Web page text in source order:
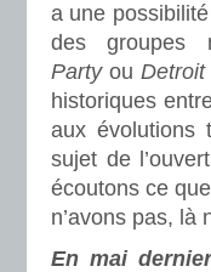
a une
des groupes
Partyou Detroit
historiques
aux
sujet de
écoutons ce
n’avons pas, là
En mai